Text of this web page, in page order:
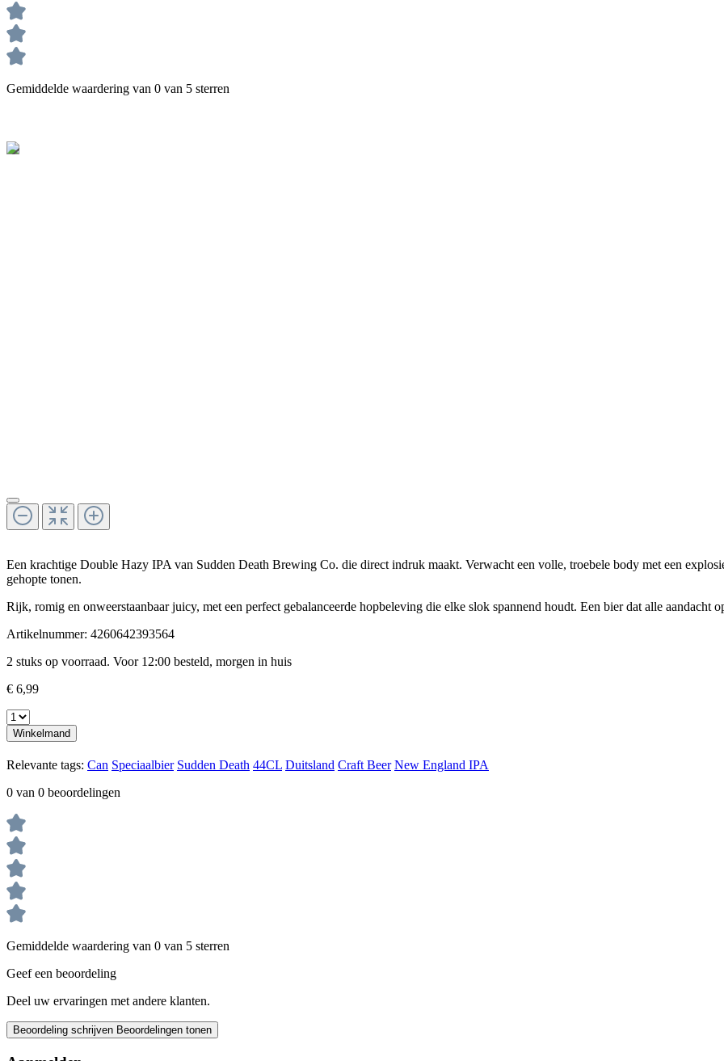
Gemiddelde waardering van 0 van 5 sterren
Een krachtige Double Hazy IPA van Sudden Death Brewing Co. die direct indruk maakt. Verwacht een volle, troebele body met een
gehopte tonen.
Rijk, romig en onweerstaanbaar juicy, met een perfect gebalanceerde hopbeleving die elke slok spannend houdt. Een bier dat alle aandacht
Artikelnummer: 4260642393564
2 stuks op voorraad. Voor 12:00 besteld, morgen in huis
€ 6,99
Winkelmand
Relevante tags: Can Speciaalbier Sudden Death 44CL Duitsland Craft Beer New England IPA
0 van 0 beoordelingen
Gemiddelde waardering van 0 van 5 sterren
Geef een beoordeling
Deel uw ervaringen met andere klanten.
Beoordeling schrijven Beoordelingen tonen